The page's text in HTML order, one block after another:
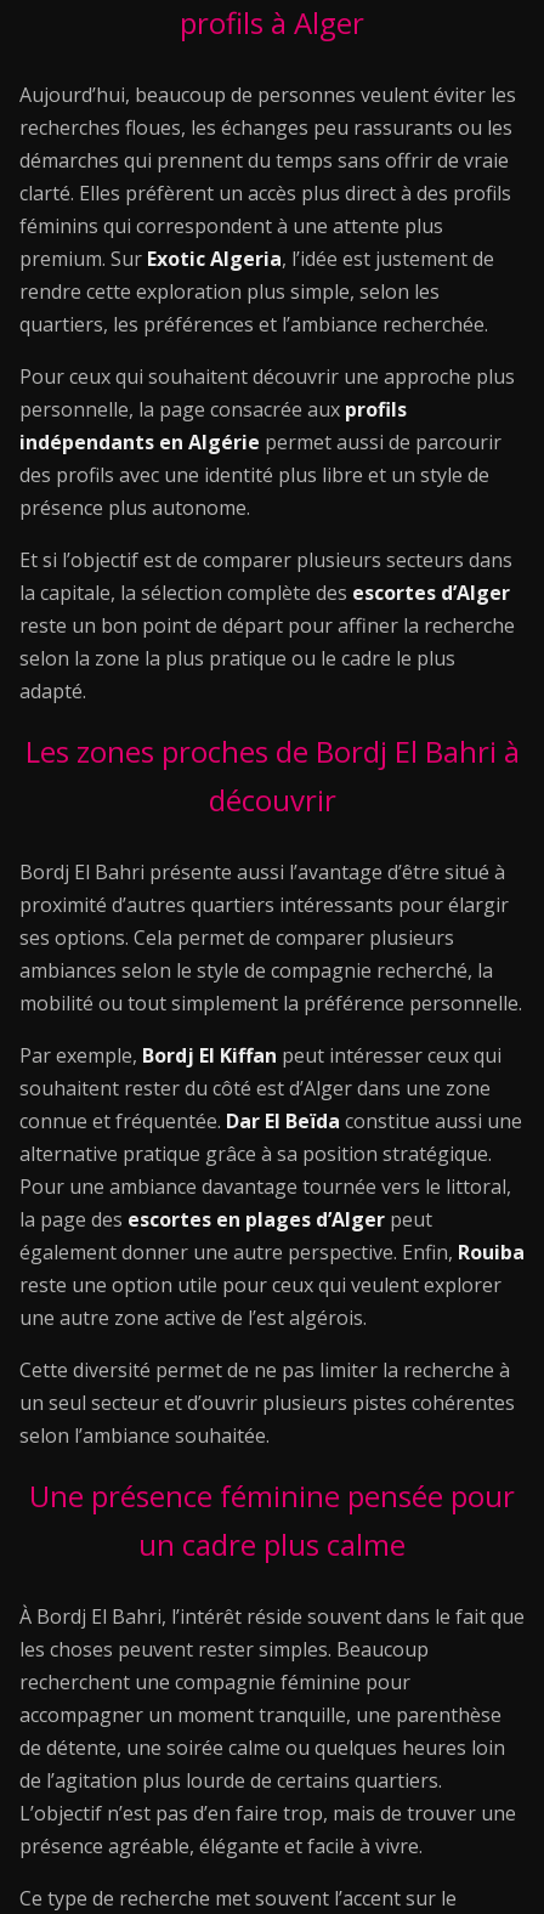
profils à Alger
Aujourd’hui, beaucoup de personnes veulent éviter les
recherches floues, les échanges peu rassurants ou les
démarches qui prennent du temps sans offrir de vraie
clarté. Elles préfèrent un accès plus direct à des profils
féminins qui correspondent à une attente plus
premium. Sur Exotic Algeria, l’idée est justement de
rendre cette exploration plus simple, selon les
quartiers, les préférences et l’ambiance recherchée.
Pour ceux qui souhaitent découvrir une approche plus
personnelle, la page consacrée aux profils
indépendants en Algérie permet aussi de parcourir
des profils avec une identité plus libre et un style de
présence plus autonome.
Et si l’objectif est de comparer plusieurs secteurs dans
la capitale, la sélection complète des escortes d’Alger
reste un bon point de départ pour affiner la recherche
selon la zone la plus pratique ou le cadre le plus
adapté.
Les zones proches de Bordj El Bahri à
découvrir
Bordj El Bahri présente aussi l’avantage d’être situé à
proximité d’autres quartiers intéressants pour élargir
ses options. Cela permet de comparer plusieurs
ambiances selon le style de compagnie recherché, la
mobilité ou tout simplement la préférence personnelle.
Par exemple, Bordj El Kiffan peut intéresser ceux qui
souhaitent rester du côté est d’Alger dans une zone
connue et fréquentée. Dar El Beïda constitue aussi une
alternative pratique grâce à sa position stratégique.
Pour une ambiance davantage tournée vers le littoral,
la page des escortes en plages d’Alger peut
également donner une autre perspective. Enfin, Rouiba
reste une option utile pour ceux qui veulent explorer
une autre zone active de l’est algérois.
Cette diversité permet de ne pas limiter la recherche à
un seul secteur et d’ouvrir plusieurs pistes cohérentes
selon l’ambiance souhaitée.
Une présence féminine pensée pour
un cadre plus calme
À Bordj El Bahri, l’intérêt réside souvent dans le fait que
les choses peuvent rester simples. Beaucoup
recherchent une compagnie féminine pour
accompagner un moment tranquille, une parenthèse
de détente, une soirée calme ou quelques heures loin
de l’agitation plus lourde de certains quartiers.
L’objectif n’est pas d’en faire trop, mais de trouver une
présence agréable, élégante et facile à vivre.
Ce type de recherche met souvent l’accent sur le